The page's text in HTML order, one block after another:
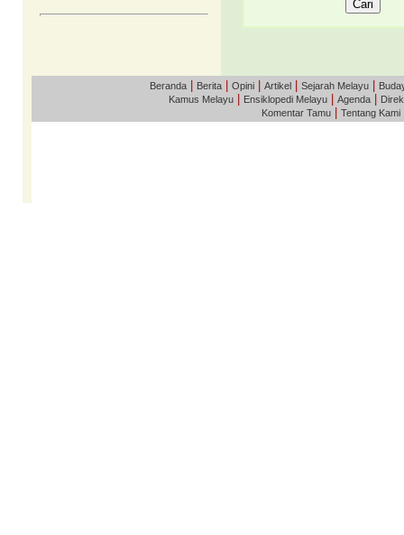
Beranda Berita Opini Artikel Sejarah Melayu
Kamus Melayu
Ensiklopedi Melayu Agenda
Komentar Tamu
Tentang Kami